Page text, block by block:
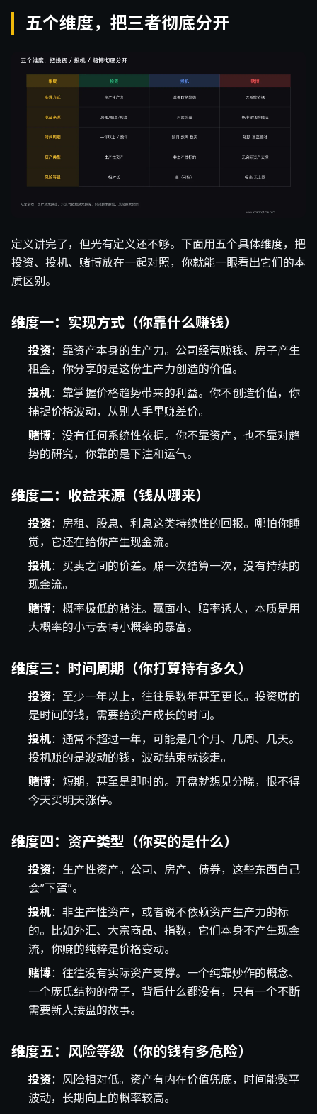
五个维度，把三者彻底分开
定义讲完了，但光有定义还不够。下面用五个具体维度，把
投资、投机、赌博放在一起对照，你就能一眼看出它们的本
质区别。
维度一：实现方式（你靠什么赚钱）
投资：靠资产本身的生产力。公司经营赚钱、房子产生
租金，你分享的是这份生产力创造的价值。
投机：靠掌握价格趋势带来的利益。你不创造价值，你
捕捉价格波动，从别人手里赚差价。
赌博：没有任何系统性依据。你不靠资产，也不靠对趋
势的研究，你靠的是下注和运气。
维度二：收益来源（钱从哪来）
投资：房租、股息、利息这类持续性的回报。哪怕你睡
觉，它还在给你产生现金流。
投机：买卖之间的价差。赚一次结算一次，没有持续的
现金流。
赌博：概率极低的赌注。赢面小、赔率诱人，本质是用
大概率的小亏去博小概率的暴富。
维度三：时间周期（你打算持有多久）
投资：至少一年以上，往往是数年甚至更长。投资赚的
是时间的钱，需要给资产成长的时间。
投机：通常不超过一年，可能是几个月、几周、几天。
投机赚的是波动的钱，波动结束就该走。
赌博：短期，甚至是即时的。开盘就想见分晓，恨不得
今天买明天涨停。
维度四：资产类型（你买的是什么）
投资：生产性资产。公司、房产、债券，这些东西自己
会”下蛋”。
投机：非生产性资产，或者说不依赖资产生产力的标
的。比如外汇、大宗商品、指数，它们本身不产生现金
流，你赚的纯粹是价格变动。
赌博：往往没有实际资产支撑。一个纯靠炒作的概念、
一个庞氏结构的盘子，背后什么都没有，只有一个不断
需要新人接盘的故事。
维度五：风险等级（你的钱有多危险）
投资：风险相对低。资产有内在价值兜底，时间能熨平
波动，长期向上的概率较高。